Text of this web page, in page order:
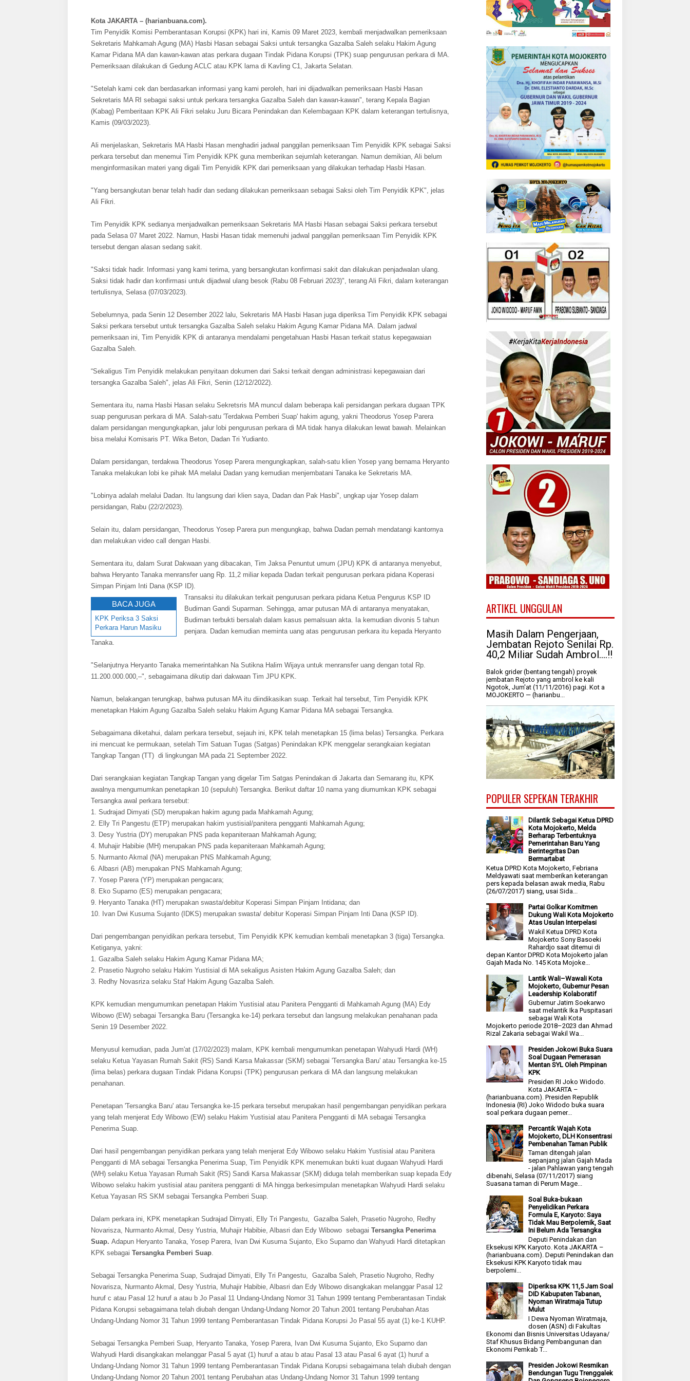
Kota JAKARTA – (harianbuana.com).
Tim Penyidik Komisi Pemberantasan Korupsi (KPK) hari ini, Kamis 09 Maret 2023, kembali menjadwalkan pemeriksaan
Sekretaris Mahkamah Agung (MA) Hasbi Hasan sebagai Saksi untuk tersangka Gazalba Saleh selaku Hakim Agung
Kamar Pidana MA dan kawan-kawan atas perkara dugaan Tindak Pidana Korupsi (TPK) suap pengurusan perkara di MA.
Pemeriksaan dilakukan di Gedung ACLC atau KPK lama di Kavling C1, Jakarta Selatan.
"Setelah kami cek dan berdasarkan informasi yang kami peroleh, hari ini dijadwalkan pemeriksaan Hasbi Hasan
Sekretaris MA RI sebagai saksi untuk perkara tersangka Gazalba Saleh dan kawan-kawan", terang Kepala Bagian
(Kabag) Pemberitaan KPK Ali Fikri selaku Juru Bicara Penindakan dan Kelembagaan KPK dalam keterangan tertulisnya,
Kamis (09/03/2023).
Ali menjelaskan, Sekretaris MA Hasbi Hasan menghadiri jadwal panggilan pemeriksaan Tim Penyidik KPK sebagai Saksi
perkara tersebut dan menemui Tim Penyidik KPK guna memberikan sejumlah keterangan. Namun demikian, Ali belum
menginformasikan materi yang digali Tim Penyidik KPK dari pemeriksaan yang dilakukan terhadap Hasbi Hasan.
"Yang bersangkutan benar telah hadir dan sedang dilakukan pemeriksaan sebagai Saksi oleh Tim Penyidik KPK", jelas
Ali Fikri.
Tim Penyidik KPK sedianya menjadwalkan pemeriksaan Sekretaris MA Hasbi Hasan sebagai Saksi perkara tersebut
pada Selasa 07 Maret 2022. Namun, Hasbi Hasan tidak memenuhi jadwal panggilan pemeriksaan Tim Penyidik KPK
tersebut dengan alasan sedang sakit.
"Saksi tidak hadir. Informasi yang kami terima, yang bersangkutan konfirmasi sakit dan dilakukan penjadwalan ulang.
Saksi tidak hadir dan konfirmasi untuk dijadwal ulang besok (Rabu 08 Februari 2023)", terang Ali Fikri, dalam keterangan
tertulisnya, Selasa (07/03/2023).
Sebelumnya, pada Senin 12 Desember 2022 lalu, Sekretaris MA Hasbi Hasan juga diperiksa Tim Penyidik KPK sebagai
Saksi perkara tersebut untuk tersangka Gazalba Saleh selaku Hakim Agung Kamar Pidana MA. Dalam jadwal
pemeriksaan ini, Tim Penyidik KPK di antaranya mendalami pengetahuan Hasbi Hasan terkait status kepegawaian
Gazalba Saleh.
“Sekaligus Tim Penyidik melakukan penyitaan dokumen dari Saksi terkait dengan administrasi kepegawaian dari
tersangka Gazalba Saleh", jelas Ali Fikri, Senin (12/12/2022).
Sementara itu, nama Hasbi Hasan selaku Sekretsris MA muncul dalam beberapa kali persidangan perkara dugaan TPK
suap pengurusan perkara di MA. Salah-satu 'Terdakwa Pemberi Suap' hakim agung, yakni Theodorus Yosep Parera
dalam persidangan mengungkapkan, jalur lobi pengurusan perkara di MA tidak hanya dilakukan lewat bawah. Melainkan
bisa melalui Komisaris PT. Wika Beton, Dadan Tri Yudianto.
Dalam persidangan, terdakwa Theodorus Yosep Parera mengungkapkan, salah-satu klien Yosep yang bernama Heryanto
Tanaka melakukan lobi ke pihak MA melalui Dadan yang kemudian menjembatani Tanaka ke Sekretaris MA.
"Lobinya adalah melalui Dadan. Itu langsung dari klien saya, Dadan dan Pak Hasbi", ungkap ujar Yosep dalam
persidangan, Rabu (22/2/2023).
Selain itu, dalam persidangan, Theodorus Yosep Parera pun mengungkap, bahwa Dadan pernah mendatangi kantornya
dan melakukan video call dengan Hasbi.
Sementara itu, dalam Surat Dakwaan yang dibacakan, Tim Jaksa Penuntut umum (JPU) KPK di antaranya menyebut,
bahwa Heryanto Tanaka menransfer uang Rp. 11,2 miliar kepada Dadan terkait pengurusan perkara pidana Koperasi
Simpan Pinjam Inti Dana (KSP ID).
BACA JUGA
KPK Periksa 3 Saksi
Perkara Harun Masiku
Transaksi itu dilakukan terkait pengurusan perkara pidana Ketua Pengurus KSP ID
Budiman Gandi Suparman. Sehingga, amar putusan MA di antaranya menyatakan,
Budiman terbukti bersalah dalam kasus pemalsuan akta. Ia kemudian divonis 5 tahun
penjara. Dadan kemudian meminta uang atas pengurusan perkara itu kepada Heryanto
Tanaka.
"Selanjutnya Heryanto Tanaka memerintahkan Na Sutikna Halim Wijaya untuk menransfer uang dengan total Rp.
11.200.000.000,–", sebagaimana dikutip dari dakwaan Tim JPU KPK.
Namun, belakangan terungkap, bahwa putusan MA itu diindikasikan suap. Terkait hal tersebut, Tim Penyidik KPK
menetapkan Hakim Agung Gazalba Saleh selaku Hakim Agung Kamar Pidana MA sebagai Tersangka.
Sebagaimana diketahui, dalam perkara tersebut, sejauh ini, KPK telah menetapkan 15 (lima belas) Tersangka. Perkara
ini mencuat ke permukaan, setelah Tim Satuan Tugas (Satgas) Penindakan KPK menggelar serangkaian kegiatan
Tangkap Tangan (TT) di lingkungan MA pada 21 September 2022.
Dari serangkaian kegiatan Tangkap Tangan yang digelar Tim Satgas Penindakan di Jakarta dan Semarang itu, KPK
awalnya mengumumkan penetapkan 10 (sepuluh) Tersangka. Berikut daftar 10 nama yang diumumkan KPK sebagai
Tersangka awal perkara tersebut:
1. Sudrajad Dimyati (SD) merupakan hakim agung pada Mahkamah Agung;
2. Elly Tri Pangestu (ETP) merupakan hakim yustisial/panitera pengganti Mahkamah Agung;
3. Desy Yustria (DY) merupakan PNS pada kepaniteraan Mahkamah Agung;
4. Muhajir Habibie (MH) merupakan PNS pada kepaniteraan Mahkamah Agung;
5. Nurmanto Akmal (NA) merupakan PNS Mahkamah Agung;
6. Albasri (AB) merupakan PNS Mahkamah Agung;
7. Yosep Parera (YP) merupakan pengacara;
8. Eko Suparno (ES) merupakan pengacara;
9. Heryanto Tanaka (HT) merupakan swasta/debitur Koperasi Simpan Pinjam Intidana; dan
10. Ivan Dwi Kusuma Sujanto (IDKS) merupakan swasta/ debitur Koperasi Simpan Pinjam Inti Dana (KSP ID).
Dari pengembangan penyidikan perkara tersebut, Tim Penyidik KPK kemudian kembali menetapkan 3 (tiga) Tersangka.
Ketiganya, yakni:
1. Gazalba Saleh selaku Hakim Agung Kamar Pidana MA;
2. Prasetio Nugroho selaku Hakim Yustisial di MA sekaligus Asisten Hakim Agung Gazalba Saleh; dan
3. Redhy Novasriza selaku Staf Hakim Agung Gazalba Saleh.
KPK kemudian mengumumkan penetapan Hakim Yustisial atau Panitera Pengganti di Mahkamah Agung (MA) Edy
Wibowo (EW) sebagai Tersangka Baru (Tersangka ke-14) perkara tersebut dan langsung melakukan penahanan pada
Senin 19 Desember 2022.
Menyusul kemudian, pada Jum'at (17/02/2023) malam, KPK kembali mengumumkan penetapan Wahyudi Hardi (WH)
selaku Ketua Yayasan Rumah Sakit (RS) Sandi Karsa Makassar (SKM) sebagai 'Tersangka Baru' atau Tersangka ke-15
(lima belas) perkara dugaan Tindak Pidana Korupsi (TPK) pengurusan perkara di MA dan langsung melakukan
penahanan.
Penetapan 'Tersangka Baru' atau Tersangka ke-15 perkara tersebut merupakan hasil pengembangan penyidikan perkara
yang telah menjerat Edy Wibowo (EW) selaku Hakim Yustisial atau Panitera Pengganti di MA sebagai Tersangka
Penerima Suap.
Dari hasil pengembangan penyidikan perkara yang telah menjerat Edy Wibowo selaku Hakim Yustisial atau Panitera
Pengganti di MA sebagai Tersangka Penerima Suap, Tim Penyidik KPK menemukan bukti kuat dugaan Wahyudi Hardi
(WH) selaku Ketua Yayasan Rumah Sakit (RS) Sandi Karsa Makassar (SKM) diduga telah memberikan suap kepada Edy
Wibowo selaku hakim yustisial atau panitera pengganti di MA hingga berkesimpulan menetapkan Wahyudi Hardi selaku
Ketua Yayasan RS SKM sebagai Tersangka Pemberi Suap.
Dalam perkara ini, KPK menetapkan Sudrajad Dimyati, Elly Tri Pangestu, Gazalba Saleh, Prasetio Nugroho, Redhy
Novarisza, Nurmanto Akmal, Desy Yustria, Muhajir Habibie, Albasri dan Edy Wibowo sebagai Tersangka Penerima
Suap. Adapun Heryanto Tanaka, Yosep Parera, Ivan Dwi Kusuma Sujanto, Eko Suparno dan Wahyudi Hardi ditetapkan
KPK sebagai Tersangka Pemberi Suap
Sebagai Tersangka Penerima Suap, Sudrajad Dimyati, Elly Tri Pangestu, Gazalba Saleh, Prasetio Nugroho, Redhy
Novarisza, Nurmanto Akmal, Desy Yustria, Muhajir Habibie, Albasri dan Edy Wibowo disangkakan melanggar Pasal 12
huruf c atau Pasal 12 huruf a atau b Jo Pasal 11 Undang-Undang Nomor 31 Tahun 1999 tentang Pemberantasan Tindak
Pidana Korupsi sebagaimana telah diubah dengan Undang-Undang Nomor 20 Tahun 2001 tentang Perubahan Atas
Undang-Undang Nomor 31 Tahun 1999 tentang Pemberantasan Tindak Pidana Korupsi Jo Pasal 55 ayat (1) ke-1 KUHP.
Sebagai Tersangka Pemberi Suap, Heryanto Tanaka, Yosep Parera, Ivan Dwi Kusuma Sujanto, Eko Suparno dan
Wahyudi Hardi disangkakan melanggar Pasal 5 ayat (1) huruf a atau b atau Pasal 13 atau Pasal 6 ayat (1) huruf a
Undang-Undang Nomor 31 Tahun 1999 tentang Pemberantasan Tindak Pidana Korupsi sebagaimana telah diubah dengan
Undang-Undang Nomor 20 Tahun 2001 tentang Perubahan atas Undang-Undang Nomor 31 Tahun 1999 tentang
ARTIKEL UNGGULAN
Masih Dalam Pengerjaan,
Jembatan Rejoto Senilai Rp.
40,2 Miliar Sudah Ambrol....!!
Balok grider (bentang tengah) proyek
jembatan Rejoto yang ambrol ke kali
Ngotok, Jum'at (11/11/2016) pagi. Kot a
MOJOKERTO — (harianbu...
POPULER SEPEKAN TERAKHIR
Dilantik Sebagai Ketua DPRD
Kota Mojokerto, Melda
Berharap Terbentuknya
Pemerintahan Baru Yang
Berintegritas Dan
Bermartabat
Ketua DPRD Kota Mojokerto, Febriana
Meldyawati saat memberikan keterangan
pers kepada belasan awak media, Rabu
(26/07/2017) siang, usai Sida...
Partai Golkar Komitmen
Dukung Wali Kota Mojokerto
Atas Usulan Interpelasi
Wakil Ketua DPRD Kota
Mojokerto Sony Basoeki
Rahardjo saat ditemui di
depan Kantor DPRD Kota Mojokerto jalan
Gajah Mada No. 145 Kota Mojoke...
Lantik Wali–Wawali Kota
Mojokerto, Gubernur Pesan
Leadership Kolaboratif
Gubernur Jatim Soekarwo
saat melantik Ika Puspitasari
sebagai Wali Kota
Mojokerto periode 2018–2023 dan Ahmad
Rizal Zakaria sebagai Wakil Wa...
Presiden Jokowi Buka Suara
Soal Dugaan Pemerasan
Mentan SYL Oleh Pimpinan
KPK
Presiden RI Joko Widodo.
Kota JAKARTA –
(harianbuana.com). Presiden Republik
Indonesia (RI) Joko Widodo buka suara
soal perkara dugaan pemer...
Percantik Wajah Kota
Mojokerto, DLH Konsentrasi
Pembenahan Taman Publik
Taman ditengah jalan
sepanjang jalan Gajah Mada
- jalan Pahlawan yang tengah
dibenahi, Selasa (07/11/2017) siang
Suasana taman di Perum Mage...
Soal Buka-bukaan
Penyelidikan Perkara
Formula E, Karyoto: Saya
Tidak Mau Berpolemik, Saat
Ini Belum Ada Tersangka
Deputi Penindakan dan
Eksekusi KPK Karyoto. Kota JAKARTA –
(harianbuana.com). Deputi Penindakan dan
Eksekusi KPK Karyoto tidak mau
berpolemi...
Diperiksa KPK 11,5 Jam Soal
DID Kabupaten Tabanan,
Nyoman Wiratmaja Tutup
Mulut
I Dewa Nyoman Wiratmaja,
dosen (ASN) di Fakultas
Ekonomi dan Bisnis Universitas Udayana/
Staf Khusus Bidang Pembangunan dan
Ekonomi Pemkab T...
Presiden Jokowi Resmikan
Bendungan Tugu Trenggalek